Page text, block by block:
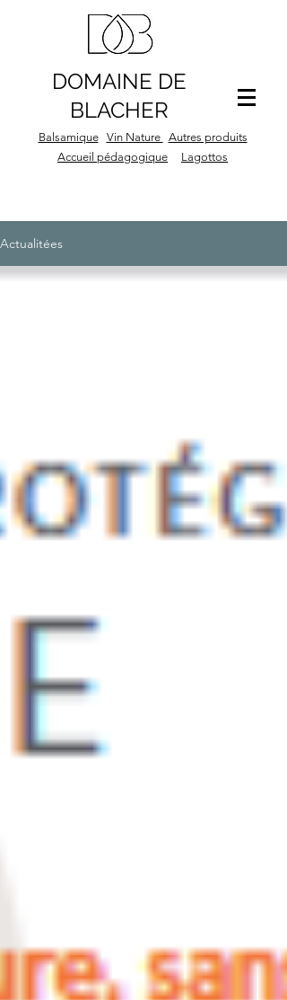
DOMAINE DE
BLACHER
Balsamique Vin Nature Autres produits
Accueil pédagogique
Lagottos
Actualitées